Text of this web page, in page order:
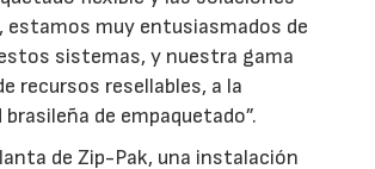
estamos muy entusiasmados de
sistemas, y nuestra gama
recursos resellables, a la
de empaquetado”.
de Zip-Pak, una instalación